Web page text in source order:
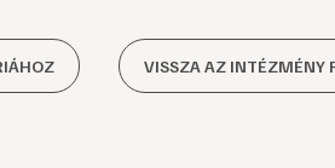
VISSZA AZ INTÉZMÉNY